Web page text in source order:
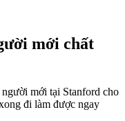
mới chất
mới tại Stanford cho
đi làm được ngay